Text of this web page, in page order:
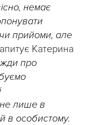
немає
прийоми, але
Катерина
про
лише в
в особистому.